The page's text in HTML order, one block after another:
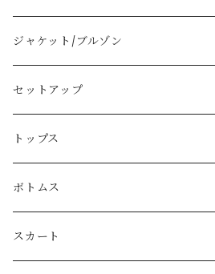
BURBERRY
PRADA
GUCCI
LOEWE
Christian Dior
ジャケット/ブルゾン
セットアップ
トップス
ボトムス
スカート